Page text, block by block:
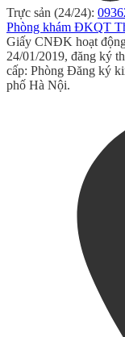
Trực sản (24/24):
Phòng khám ĐKQT
Giấy CNĐK hoạt
24/01/2019, đăng ký
cấp: Phòng Đăng ký
phố Hà Nội.